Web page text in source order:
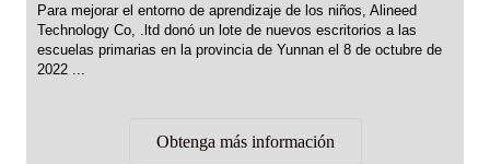
Para mejorar el entorno de aprendizaje de los niños, Alineed
Technology Co, .ltd donó un lote de nuevos escritorios a las
escuelas primarias en la provincia de Yunnan el 8 de octubre de
2022 ...
Obtenga más información